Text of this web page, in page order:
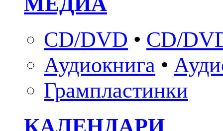
CD/DVD • CD/
Аудиокнига •
Грампластинки